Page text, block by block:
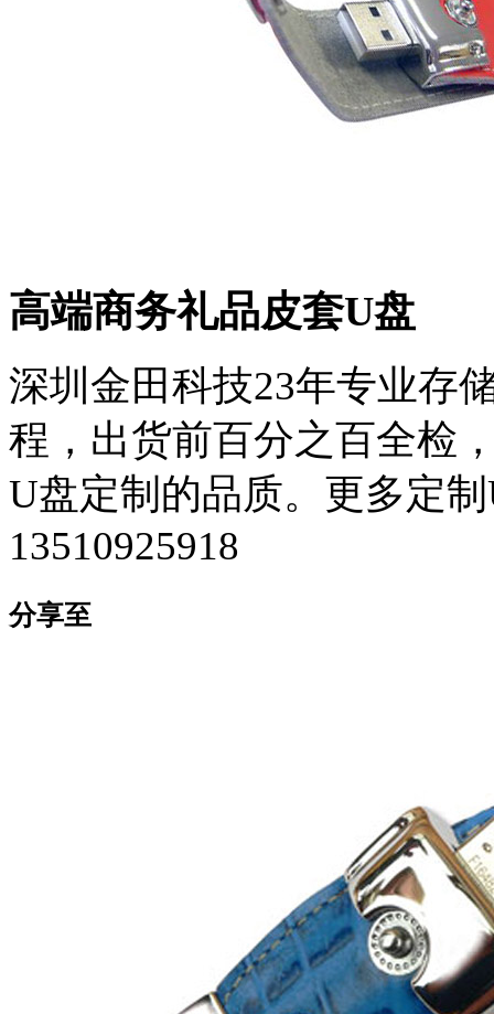
高端商务礼品皮套U盘
深圳金田科技23年专业存
程，出货前百分之百全检
U盘定制的品质。更多定
13510925918
分享至